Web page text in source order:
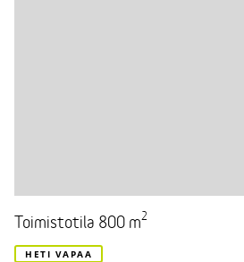
Toimistotila 800 m2
HETI VAPAA